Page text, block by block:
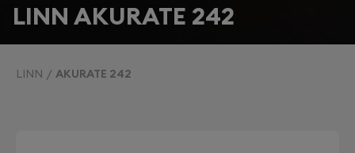
LINN AKURATE 242
LINN AKURATE 242